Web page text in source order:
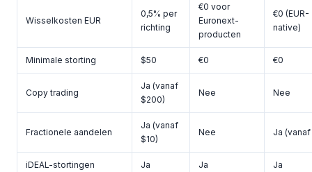
Wisselkosten EUR
0,5% per
richting
€0 voor
Euronext-
producten
€0 (EUR-
native)
Minimale storting $50 €0 €0
Copy trading
Ja (vanaf
$200)
Nee Nee
Fractionele aandelen
Ja (vanaf
$10)
Nee Ja (vanaf
iDEAL-stortingen Ja Ja Ja